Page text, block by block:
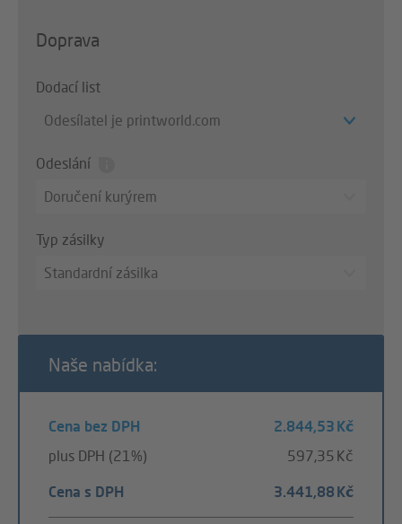
Doprava
Dodací list
Odesílatel je printworld.com
Odeslání
Doručení kurýrem
Typ zásilky
Standardní zásilka
Naše nabídka:
Cena bez DPH
2.844,53 Kč
plus DPH (21%)
597,35 Kč
Cena s DPH 3.441,88 Kč